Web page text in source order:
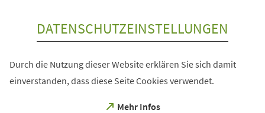
DATENSCHUTZEINSTELLUNGEN
Durch die Nutzung dieser Website erklären Sie sich damit
einverstanden, dass diese Seite Cookies verwendet.
Mehr Infos
(Öffnet